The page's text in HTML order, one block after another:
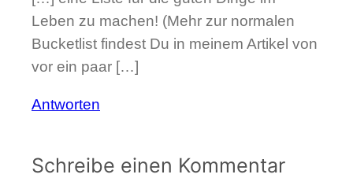
Leben zu machen! (Mehr zur normalen
Bucketlist findest Du in meinem Artikel von
vor ein paar […]
Antworten
Schreibe einen Kommentar